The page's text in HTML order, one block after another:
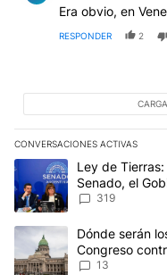
Era obvio, en
RESPONDER 2
CONVERSACIONES ACTIVAS
Este listado muestra los
Un artículo de tendencia
Ley de
Senado, el
del proyecto
319
Un artículo de tendencia
Dónde serán
Congreso
el transporte
13